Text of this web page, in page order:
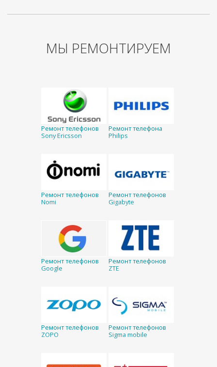
МЫ РЕМОНТИРУЕМ
Ремонт телефонов
Sony Ericsson
Ремонт телефона
Philips
Ремонт телефонов
Nomi
Ремонт телефонов
Gigabyte
Ремонт телефонов
Google
Ремонт телефонов
ZTE
Ремонт телефонов
ZOPO
Ремонт телефонов
Sigma mobile